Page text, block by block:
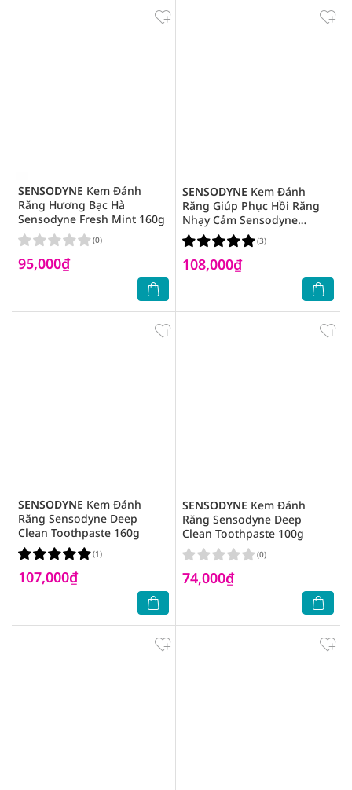
SENSODYNE Kem Đánh
Răng Hương Bạc Hà
Sensodyne Fresh Mint 160g
95,000₫
(0)
SENSODYNE Kem Đánh
Răng Giúp Phục Hồi Răng
Nhạy Cảm Sensodyne
Repair & Protect 100g
108,000₫
(3)
SENSODYNE Kem Đánh
Răng Sensodyne Deep
Clean Toothpaste 160g
107,000₫
(1)
SENSODYNE Kem Đánh
Răng Sensodyne Deep
Clean Toothpaste 100g
74,000₫
(0)